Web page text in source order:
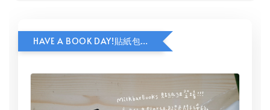
HAVE A BOOK DAY!貼紙包加價購